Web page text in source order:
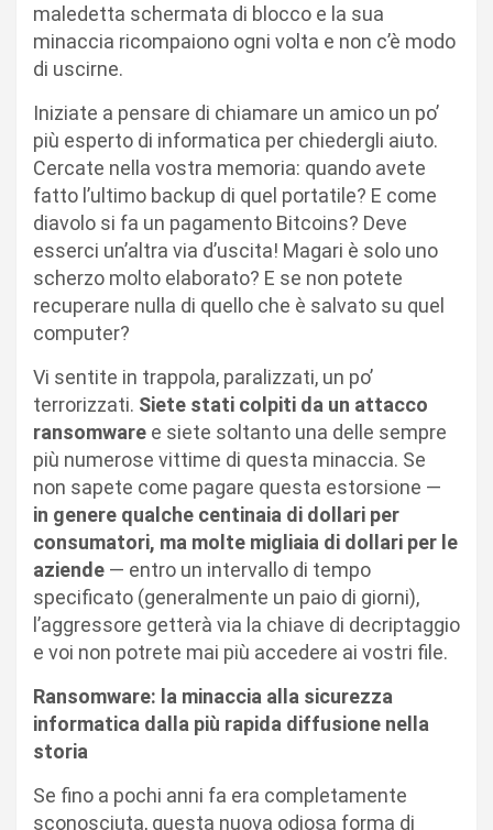
maledetta schermata di blocco e la sua
minaccia ricompaiono ogni volta e non c’è modo
di uscirne.
Iniziate a pensare di chiamare un amico un po’
più esperto di informatica per chiedergli aiuto.
Cercate nella vostra memoria: quando avete
fatto l’ultimo backup di quel portatile? E come
diavolo si fa un pagamento Bitcoins? Deve
esserci un’altra via d’uscita! Magari è solo uno
scherzo molto elaborato? E se non potete
recuperare nulla di quello che è salvato su quel
computer?
Vi sentite in trappola, paralizzati, un po’
terrorizzati. Siete stati colpiti da un attacco
ransomware e siete soltanto una delle sempre
più numerose vittime di questa minaccia. Se
non sapete come pagare questa estorsione —
in genere qualche centinaia di dollari per
consumatori, ma molte migliaia di dollari per le
aziende — entro un intervallo di tempo
specificato (generalmente un paio di giorni),
l’aggressore getterà via la chiave di decriptaggio
e voi non potrete mai più accedere ai vostri file.
Ransomware: la minaccia alla sicurezza
informatica dalla più rapida diffusione nella
storia
Se fino a pochi anni fa era completamente
sconosciuta, questa nuova odiosa forma di